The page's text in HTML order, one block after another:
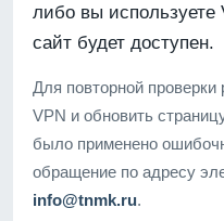
либо вы
сайт будет доступен.
Для повторной
VPN и обновить
было применено
обращение по адресу
info@tnmk.ru.